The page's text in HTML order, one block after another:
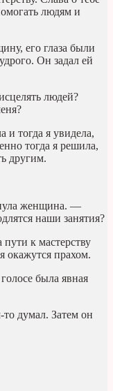
людям и
его глаза были
Он задал ей
людей?
и тогда я увидела,
тогда я решила,
другим.
женщина. —
наши занятия?
к мастерству
окажутся прахом.
была явная
думал. Затем он